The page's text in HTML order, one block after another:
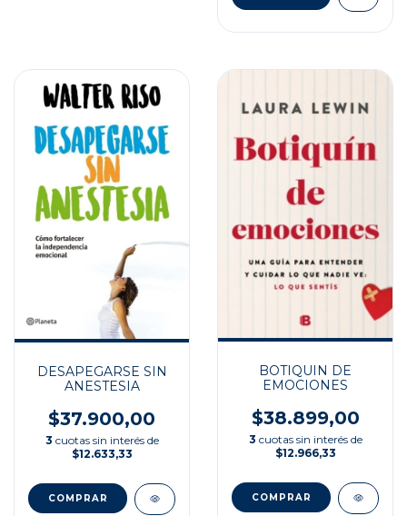
DESAPEGARSE SIN
ANESTESIA
$37.900,00
3 cuotas sin interés de
$12.633,33
BOTIQUIN DE
EMOCIONES
$38.899,00
3 cuotas sin interés de
$12.966,33